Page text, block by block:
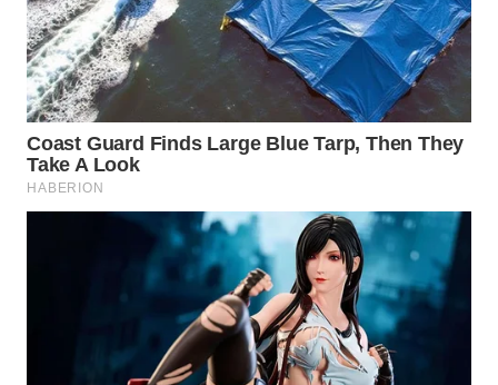
WN
BORNEO
Wahana
Media
Group